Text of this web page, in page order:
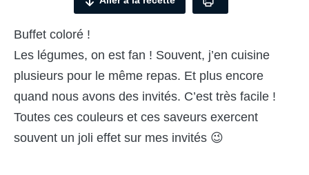
Buffet coloré !
Les légumes, on est fan ! Souvent, j’en cuisine
plusieurs pour le même repas. Et plus encore
quand nous avons des invités. C’est très facile !
Toutes ces couleurs et ces saveurs exercent
souvent un joli effet sur mes invités 😉